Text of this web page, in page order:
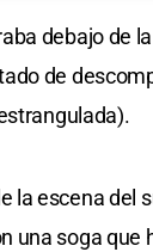
debajo de
de
la escena del
una soga que